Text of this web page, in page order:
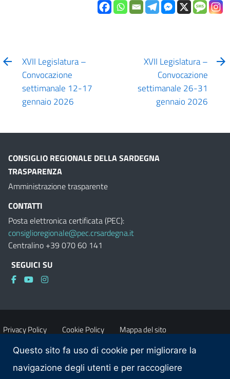
XVII Legislatura –
Convocazione
settimanale 12-17
gennaio 2026
XVII Legislatura –
Convocazione
settimanale 26-31
gennaio 2026
CONSIGLIO REGIONALE DELLA SARDEGNA
TRASPARENZA
Amministrazione trasparente
CONTATTI
Posta elettronica certificata (PEC):
consiglioregionale@pec.crsardegna.it
Centralino +39 070 60 141
SEGUICI SU
Privacy Policy Cookie Policy Mappa del sito
Accessibilità Dichiarazione di accessibilità
Questo sito fa uso di cookie per migliorare la
navigazione degli utenti e per raccogliere